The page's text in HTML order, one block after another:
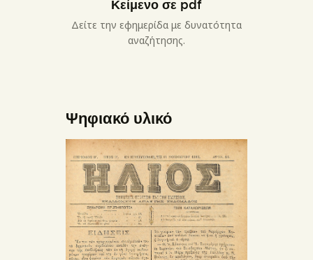
Κείμενο σε pdf
Δείτε την εφημερίδα με δυνατότητα
αναζήτησης.
Ψηφιακό υλικό